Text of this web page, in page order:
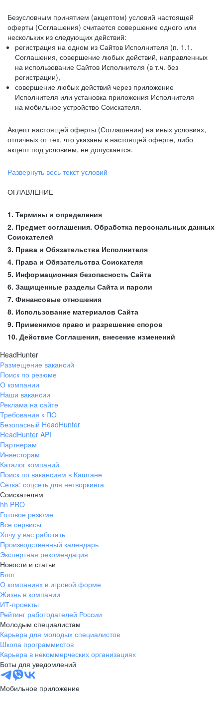
Безусловным принятием (акцептом) условий настоящей
оферты (Соглашения) считается совершение одного или
нескольких из следующих действий:
регистрация на одном из Сайтов Исполнителя (п. 1.1.
Соглашения, совершение любых действий, направленных
на использование Сайтов Исполнителя (в т.ч. без
регистрации),
совершение любых действий через приложение
Исполнителя или установка приложения Исполнителя
на мобильное устройство Соискателя.
Акцепт настоящей оферты (Соглашения) на иных условиях,
отличных от тех, что указаны в настоящей оферте, либо
акцепт под условием, не допускается.
Развернуть весь текст условий
ОГЛАВЛЕНИЕ
1. Термины и определения
2. Предмет соглашения. Обработка персональных данных
Соискателей
3. Права и Обязательства Исполнителя
4. Права и Обязательства Соискателя
5. Информационная безопасность Сайта
6. Защищенные разделы Сайта и пароли
7. Финансовые отношения
8. Использование материалов Сайта
9. Применимое право и разрешение споров
10. Действие Соглашения, внесение изменений
HeadHunter
Размещение вакансий
Поиск по резюме
О компании
Наши вакансии
Реклама на сайте
Требования к ПО
Безопасный HeadHunter
HeadHunter API
Партнерам
Инвесторам
Каталог компаний
Поиск по вакансиям в Каштане
Сетка: соцсеть для нетворкинга
Соискателям
hh PRO
Готовое резюме
Все сервисы
Хочу у вас работать
Производственный календарь
Экспертная рекомендация
Новости и статьи
Блог
О компаниях в игровой форме
Жизнь в компании
ИТ-проекты
Рейтинг работодателей России
Молодым специалистам
Карьера для молодых специалистов
Школа программистов
Карьера в некоммерческих организациях
Боты для уведомлений
Мобильное приложение